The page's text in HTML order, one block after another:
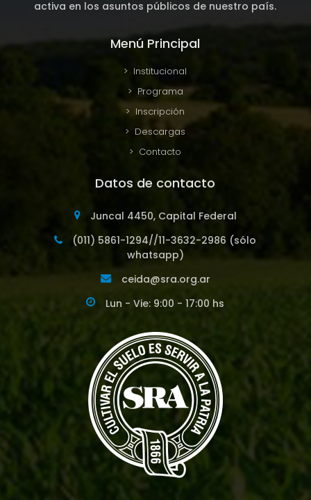
activa en los asuntos públicos de nuestro país.
Menú Principal
> Institucional
> Programa
> Inscripción
> Descargas
> Contacto
Datos de contacto
Juncal 4450, Capital Federal
(011) 5861-1294//11-3632-2986 (sólo
whatsapp)
ceida@sra.org.ar
Lun - Vie: 9:00 - 17:00 hs